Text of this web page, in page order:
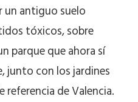
un antiguo suelo
tóxicos, sobre
parque que ahora sí
junto con los jardines
referencia de Valencia.